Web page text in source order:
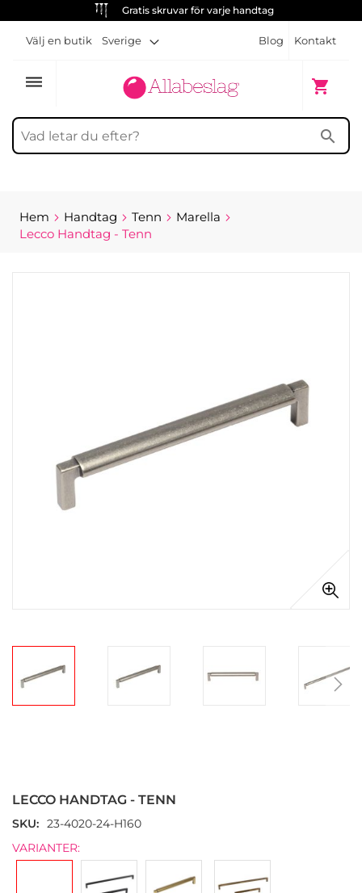
Gratis skruvar för varje handtag
Blog Kontakt
Välj en butik Sverige
dehaze shopping_cart
Min
search
Hem Handtag Tenn
Marella
Lecco Handtag - Tenn
av
bildgalleriet
LECCO HANDTAG - TENN
SKU
23-4020-24-H160
VARIANTER: